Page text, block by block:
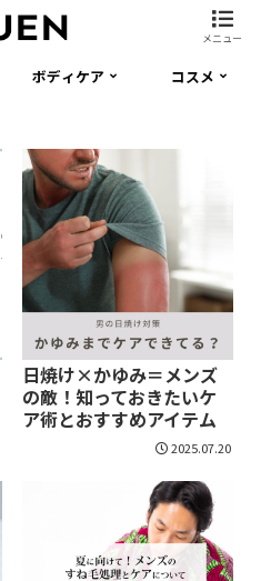
ボディケア コスメ
日焼け×かゆみ＝メンズ
の敵！知っておきたいケ
ア術とおすすめアイテム
2025.07.20
メニュー